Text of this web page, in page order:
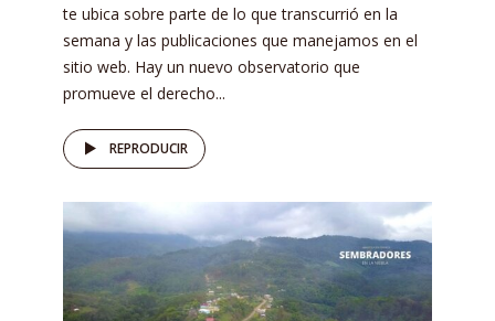
te ubica sobre parte de lo que transcurrió en la
semana y las publicaciones que manejamos en el
sitio web. Hay un nuevo observatorio que
promueve el derecho...
REPRODUCIR